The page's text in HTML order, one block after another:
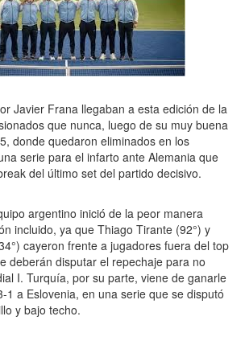
Javier Frana llegaban a esta edición de la
que nunca, luego de su muy buena
donde quedaron eliminados en los
serie para el infarto ante Alemania que
del último set del partido decisivo.
argentino inició de la peor manera
incluido, ya que Thiago Tirante (92°) y
cayeron frente a jugadores fuera del top
deberán disputar el repechaje para no
I. Turquía, por su parte, viene de ganarle
1 a Eslovenia, en una serie que se disputó
y bajo techo.